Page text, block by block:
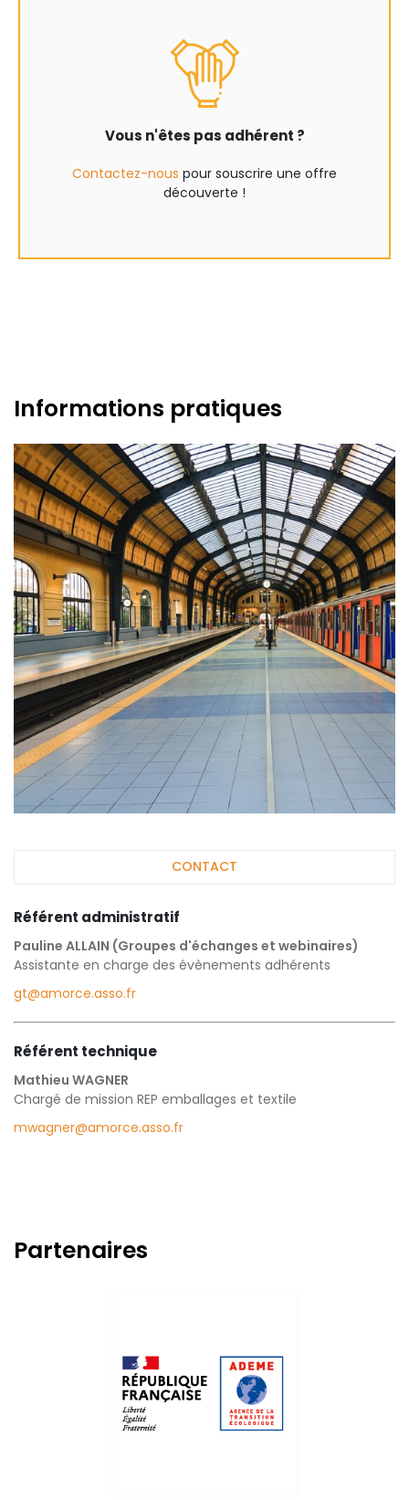
Vous n'êtes pas adhérent ?
Contactez-nous pour souscrire une offre
découverte !
Informations pratiques
CONTACT
Référent administratif
Pauline ALLAIN (Groupes d'échanges et webinaires)
Assistante en charge des évènements adhérents
gt@amorce.asso.fr
Référent technique
Mathieu WAGNER
Chargé de mission REP emballages et textile
mwagner@amorce.asso.fr
Partenaires